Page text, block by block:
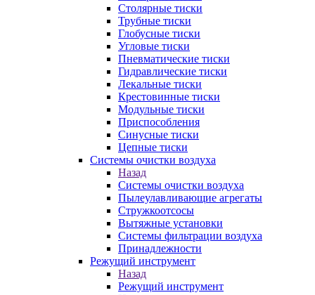
Столярные тиски
Трубные тиски
Глобусные тиски
Угловые тиски
Пневматические тиски
Гидравлические тиски
Лекальные тиски
Крестовинные тиски
Модульные тиски
Приспособления
Синусные тиски
Цепные тиски
Системы очистки воздуха
Назад
Системы очистки воздуха
Пылеулавливающие агрегаты
Стружкоотсосы
Вытяжные установки
Системы фильтрации воздуха
Принадлежности
Режущий инструмент
Назад
Режущий инструмент